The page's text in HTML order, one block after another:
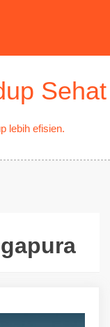
Sehat
lebih efisien.